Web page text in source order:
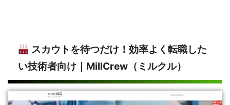
スカウトを待つだけ！効率よく転職した
い技術者向け｜MillCrew（ミルクル）